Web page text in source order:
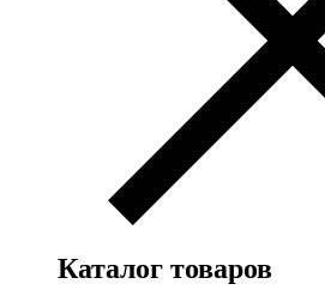
Каталог товаров